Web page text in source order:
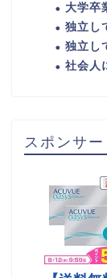
大学卒
独立し
独立し
社会人
スポンサー